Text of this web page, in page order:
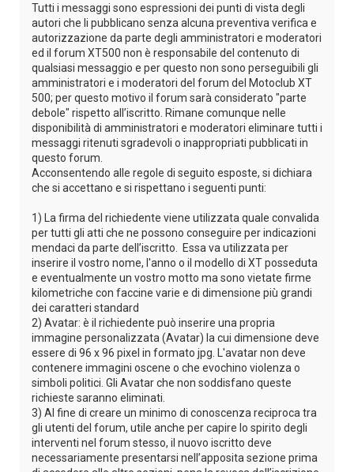
Tutti i messaggi sono espressioni dei punti di vista degli
autori che li pubblicano senza alcuna preventiva verifica e
autorizzazione da parte degli amministratori e moderatori
ed il forum XT500 non è responsabile del contenuto di
qualsiasi messaggio e per questo non sono perseguibili gli
amministratori e i moderatori del forum del Motoclub XT
500; per questo motivo il forum sarà considerato "parte
debole" rispetto all’iscritto. Rimane comunque nelle
disponibilità di amministratori e moderatori eliminare tutti i
messaggi ritenuti sgradevoli o inappropriati pubblicati in
questo forum.
Acconsentendo alle regole di seguito esposte, si dichiara
che si accettano e si rispettano i seguenti punti:
1) La firma del richiedente viene utilizzata quale convalida
per tutti gli atti che ne possono conseguire per indicazioni
mendaci da parte dell’iscritto. Essa va utilizzata per
inserire il vostro nome, l'anno o il modello di XT posseduta
e eventualmente un vostro motto ma sono vietate firme
kilometriche con faccine varie e di dimensione più grandi
dei caratteri standard
2) Avatar: è il richiedente può inserire una propria
immagine personalizzata (Avatar) la cui dimensione deve
essere di 96 x 96 pixel in formato jpg. L'avatar non deve
contenere immagini oscene o che evochino violenza o
simboli politici. Gli Avatar che non soddisfano queste
richieste saranno eliminati.
3) Al fine di creare un minimo di conoscenza reciproca tra
gli utenti del forum, utile anche per capire lo spirito degli
interventi nel forum stesso, il nuovo iscritto deve
necessariamente presentarsi nell’apposita sezione prima